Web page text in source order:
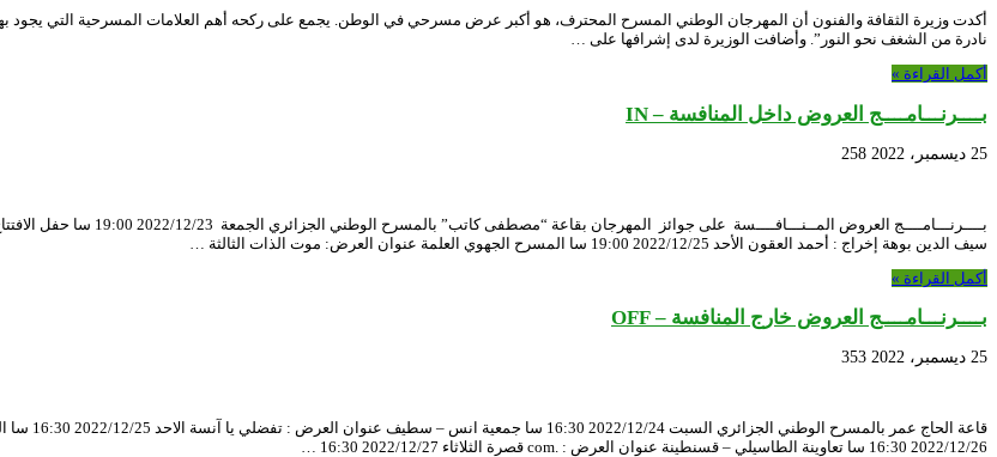
أكدت وزيرة الثقافة والفنون أن المهرجان الوطني المسرح المحترف، هو أكبر عرض مسرحي في الوطن. يجمع على ركحه أهم العلامات المسرحية التي يجود
نادرة من الشغف نحو النور”. وأضافت الوزيرة لدى إشرافها على …
أكمل القراءة »
بــــرنـــامــــج العروض داخل المنافسة – IN
25 ديسمبر، 2022 258
سيف الدين بوهة إخراج : أحمد العقون الأحد 2022/12/25 19:00 سا المسرح الجهوي العلمة عنوان العرض: موت الذات الثالثة …
أكمل القراءة »
بــــرنـــامــــج العروض خارج المنافسة – OFF
25 ديسمبر، 2022 353
قاعة
2022/12/26 16:30 سا تعاوينة الطاسيلي – قسنطينة عنوان العرض : .com قصرة الثلاثاء 2022/12/27 16:30 …